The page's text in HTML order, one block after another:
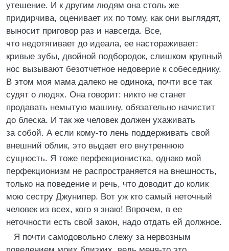
утешение. И к другим людям она столь же
придирчива, оценивает их по тому, как они выглядят,
выносит приговор раз и навсегда. Все,
что недотягивает до идеала, ее настораживает:
кривые зубы, двойной подбородок, слишком крупный
нос вызывают безотчетное недоверие к собеседнику.
В этом моя мама далеко не одинока, почти все так
судят о людях. Она говорит: никто не станет
продавать немытую машину, обязательно начистит
до блеска. И так же человек должен ухаживать
за собой. А если кому-то лень поддерживать свой
внешний облик, это выдает его внутреннюю
сущность. Я тоже перфекционистка, однако мой
перфекционизм не распространяется на внешность,
только на поведение и речь, что доводит до колик
мою сестру Джунипер. Вот уж кто самый неточный
человек из всех, кого я знаю! Впрочем, в ее
неточности есть свой закон, надо отдать ей должное.
Я почти самодовольно слежу за нервозным